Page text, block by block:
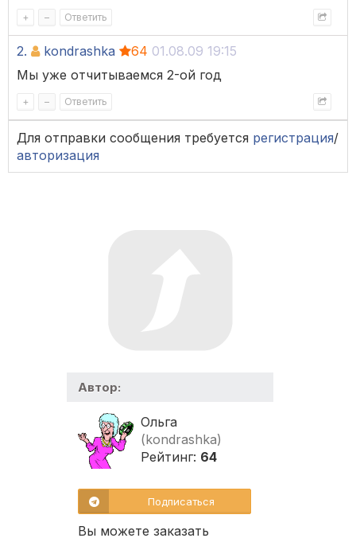
+ – Ответить
2. kondrashka 64 01.08.09 19:15
Мы уже отчитываемся 2-ой год
+ – Ответить
Для отправки сообщения требуется регистрация/
авторизация
Автор:
Ольга
(kondrashka)
Рейтинг: 64
Подписаться
Вы можете заказать